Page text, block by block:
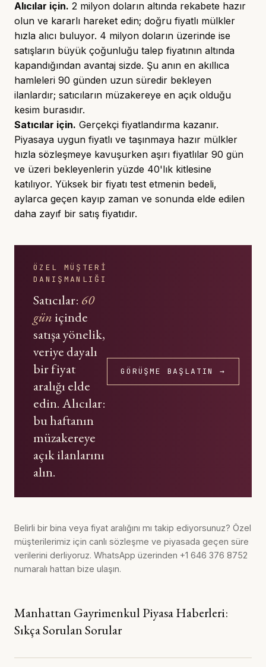
Alıcılar için. 2 milyon doların altında rekabete hazır
olun ve kararlı hareket edin; doğru fiyatlı mülkler
hızla alıcı buluyor. 4 milyon doların üzerinde ise
satışların büyük çoğunluğu talep fiyatının altında
kapandığından avantaj sizde. Şu anın en akıllıca
hamleleri 90 günden uzun süredir bekleyen
ilanlardır; satıcıların müzakereye en açık olduğu
kesim burasıdır.
Satıcılar için. Gerçekçi fiyatlandırma kazanır.
Piyasaya uygun fiyatlı ve taşınmaya hazır mülkler
hızla sözleşmeye kavuşurken aşırı fiyatlılar 90 gün
ve üzeri bekleyenlerin yüzde 40'lık kitlesine
katılıyor. Yüksek bir fiyatı test etmenin bedeli,
aylarca geçen kayıp zaman ve sonunda elde edilen
daha zayıf bir satış fiyatıdır.
ÖZEL MÜŞTERI
DANIŞMANLIĞI
Satıcılar: 60
güniçinde
satışa yönelik,
veriye dayalı
bir fiyat
aralığı elde
edin. Alıcılar:
bu haftanın
müzakereye
açık ilanlarını
alın.
GÖRÜŞME BAŞLATIN →
Belirli bir bina veya fiyat aralığını mı takip ediyorsunuz? Özel
müşterilerimiz için canlı sözleşme ve piyasada geçen süre
verilerini derliyoruz. WhatsApp üzerinden +1 646 376 8752
numaralı hattan bize ulaşın.
Manhattan Gayrimenkul Piyasa Haberleri:
Sıkça Sorulan Sorular